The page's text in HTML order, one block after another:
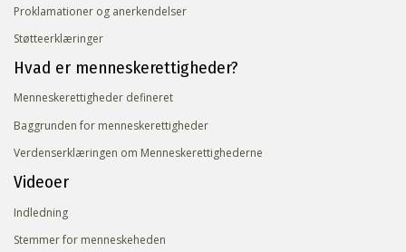
Proklamationer og anerkendelser
Støtteerklæringer
Hvad er menneskerettigheder?
Menneskerettigheder defineret
Baggrunden for menneskerettigheder
Verdenserklæringen om Menneskerettighederne
Videoer
Indledning
Stemmer for menneskeheden